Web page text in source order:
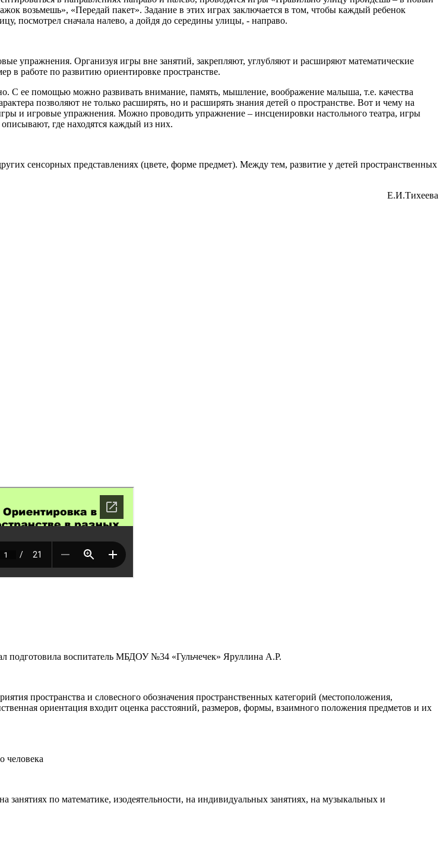
возьмешь», «Передай пакет». Задание в этих играх заключается в том, чтобы каждый ребенок
посмотрел сначала налево, а дойдя до середины улицы, - направо.
упражнения. Организуя игры вне занятий, закрепляют, углубляют и расширяют математические
в работе по развитию ориентировке пространстве.
С ее помощью можно развивать внимание, память, мышление, воображение малыша, т.е. качества
позволяют не только расширять, но и расширять знания детей о пространстве. Вот и чему на
и игровые упражнения. Можно проводить упражнение – инсценировки настольного театра, игры
где находятся каждый из них.
сенсорных представлениях (цвете, форме предмет). Между тем, развитие у детей пространственных
Е.И.Тихеева
подготовила воспитатель МБДОУ №34 «Гульчечек» Яруллина А.Р.
пространства и словесного обозначения пространственных категорий (местоположения,
ориентация входит оценка расстояний, размеров, формы, взаимного положения предметов и их
человека
занятиях по математике, изодеятельности, на индивидуальных занятиях, на музыкальных и